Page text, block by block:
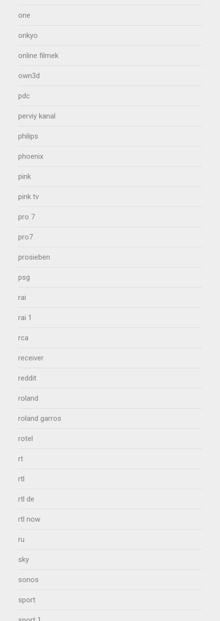
one
onkyo
online filmek
own3d
pdc
perviy kanal
philips
phoenix
pink
pink tv
pro 7
pro7
prosieben
psg
rai
rai 1
rca
receiver
reddit
roland
roland garros
rotel
rt
rtl
rtl de
rtl now
ru
sky
sonos
sport